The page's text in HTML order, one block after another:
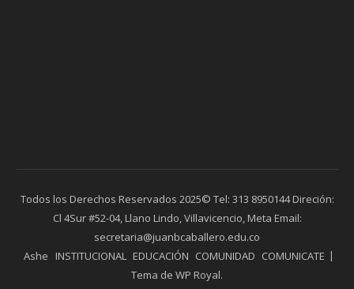
Todos los Derechos Reservados 2025© Tel: 313 8950144 Direción:
Cl 4Sur #52-04, Llano Lindo, Villavicencio, Meta Email:
secretaria@juanbcaballero.edu.co
INSTITUCIONAL EDUCACIÓN COMUNIDAD COMUNICATE
Ashe
Tema de WP Royal.